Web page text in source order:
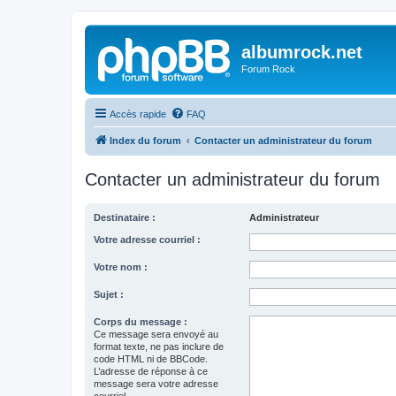
albumrock.net
Forum Rock
Accès rapide FAQ
Index du forum Contacter un administrateur du forum
Contacter un administrateur du forum
Destinataire : Administrateur
Votre adresse courriel :
Votre nom :
Sujet :
Corps du message :
Ce message sera envoyé au
format texte, ne pas inclure de
code HTML ni de BBCode.
L’adresse de réponse à ce
message sera votre adresse